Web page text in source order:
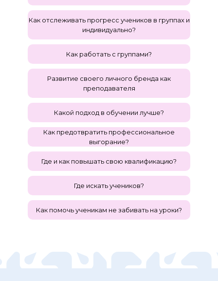
Как работать с группами?
Развитие своего личного бренда как
преподавателя
Какой подход в обучении лучше?
Как предотвратить профессиональное
выгорание?
Где и как повышать свою квалификацию?
Как отслеживать прогресс учеников в группах и
индивидуально?
Где искать учеников?
Как помочь ученикам не забивать на уроки?